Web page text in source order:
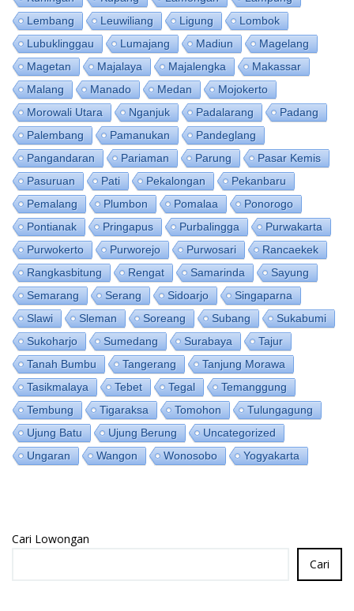
Lembang
Leuwiliang Ligung
Lombok
Lubuklinggau
Lumajang Madiun
Magelang
Magetan
Majalaya Majalengka
Makassar
Malang
Manado Medan
Mojokerto
Morowali Utara
Nganjuk Padalarang
Padang
Palembang
Pamanukan
Pandeglang
Pangandaran
Pariaman Parung
Pasar Kemis
Pasuruan
Pati Pekalongan
Pekanbaru
Pemalang
Plumbon Pomalaa
Ponorogo
Pontianak
Pringapus Purbalingga
Purwakarta
Purwokerto
Purworejo Purwosari
Rancaekek
Rangkasbitung
Rengat Samarinda
Sayung
Semarang
Serang Sidoarjo
Singaparna
Slawi
Sleman Soreang Subang
Sukabumi
Sukoharjo
Sumedang Surabaya
Tajur
Tanah Bumbu
Tangerang
Tanjung Morawa
Tasikmalaya
Tebet Tegal
Temanggung
Tembung
Tigaraksa Tomohon
Tulungagung
Ujung Batu
Ujung Berung
Uncategorized
Ungaran
Wangon Wonosobo Yogyakarta
Cari Lowongan
Cari